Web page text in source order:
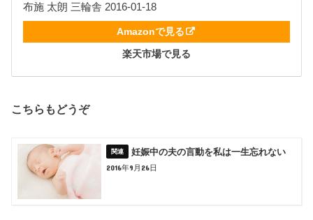
布施 太朗 三輪舎 2016-01-18
Amazonで見る
楽天市場で見る
こちらもどうぞ
妊娠中の夫の言動を私は一生忘れない
2016年9月26日